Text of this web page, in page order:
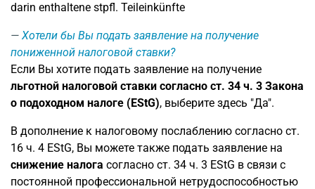
darin enthaltene stpfl. Teileinkünfte
Хотели бы Вы подать заявление на получение
пониженной налоговой ставки?
Если Вы хотите подать заявление на получение
льготной налоговой ставки согласно ст. 34 ч. 3 Закона
о подоходном налоге (EStG), выберите здесь "Да".
В дополнение к налоговому послаблению согласно ст.
16 ч. 4 EStG, Вы можете также подать заявление на
снижение налога согласно ст. 34 ч. 3 EStG в связи с
постоянной профессиональной нетрудоспособностью